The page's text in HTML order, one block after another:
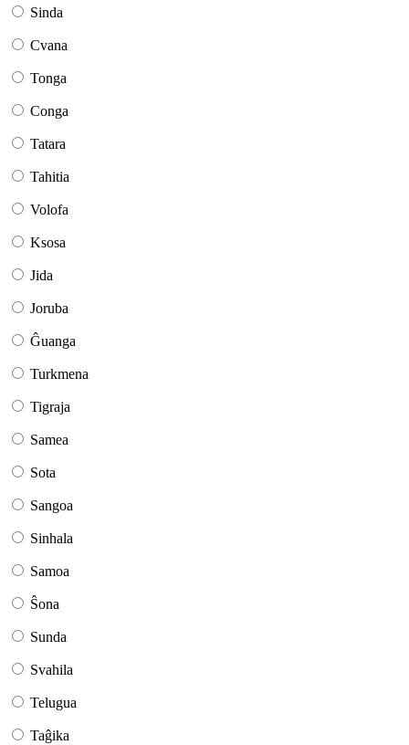
Sinda
Cvana
Tonga
Conga
Tatara
Tahitia
Volofa
Ksosa
Jida
Joruba
Ĝuanga
Turkmena
Tigraja
Samea
Sota
Sangoa
Sinhala
Samoa
Ŝona
Sunda
Svahila
Telugua
Taĝika